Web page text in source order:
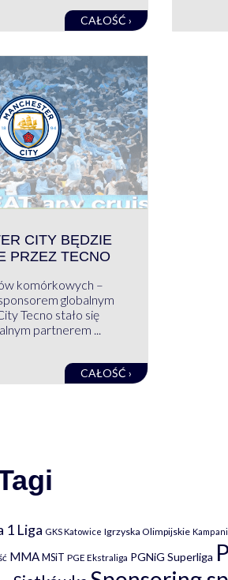
CAŁOŚĆ ›
CITY BĘDZIE
PRZEZ TECNO
komórkowych –
globalnym
Tecno stało się
partnerem ...
CAŁOŚĆ ›
1 Liga GKS Katowice Igrzyska Olimpijskie
MMAMSiT PGE Ekstraliga PGNiG Superliga